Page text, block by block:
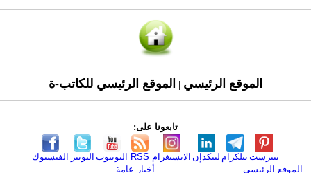
الموقع الرئيسي الموقع الرئيسي للكاتب-ة
تابعونا على:
الفيسبوك التويتر اليوتيوب RSS الانستغرام لينكدإن تيلكرامبنترست
الموقع الرئيسي
أخبار عامة